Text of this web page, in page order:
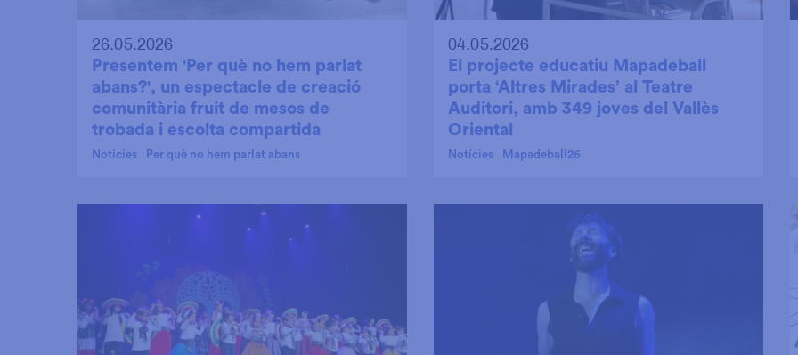
26.05.2026
Presentem 'Per què no hem parlat
abans?', un espectacle de creació
comunitària fruit de mesos de
trobada i escolta compartida
Noticies Per què no hem parlat abans
04.05.2026
El projecte educatiu Mapadeball
porta ‘Altres Mirades’ al Teatre
Auditori, amb 349 joves del Vallès
Oriental
Notícies Mapadeball26